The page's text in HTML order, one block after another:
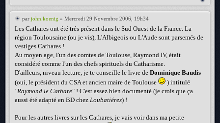
par john.koenig » Mercredi 29 Novembre 2006, 19h34
Les Cathares ont été trés présent dans le Sud Ouest de la France. La
région Toulousaine (ou je vis), L'Albigeois ou L'Aude sont parsemés de
vestiges Cathares !
Au moyen age, l'un des comtes de Toulouse, Raymond IV, était
considéré comme l'un des chefs spirituels du Catharisme.
D'ailleurs, niveau lecture, je te conseille le livre de Dominique Baudis
(oui, le président du CSA et ancien maire de Toulouse
) intitulé
"Raymond le Cathare" ! C'est assez bien documenté (je crois que ça
aussi été adapté en BD chez Loubatiéres) !
Pour les autres livres sur les Cathares, je vais voir dans ma petite